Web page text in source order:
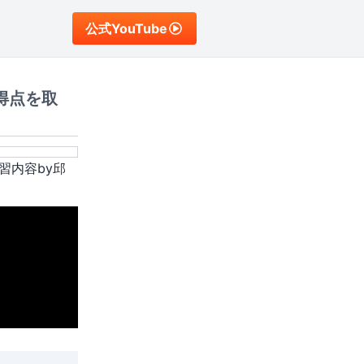
公式YouTube
点を取
内容by邱